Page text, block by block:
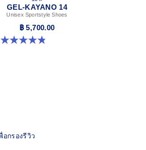
GEL-KAYANO 14
Unisex Sportstyle Shoes
฿ 5,700.00
4.8 จาก 5 ดาว 1719 รีวิว